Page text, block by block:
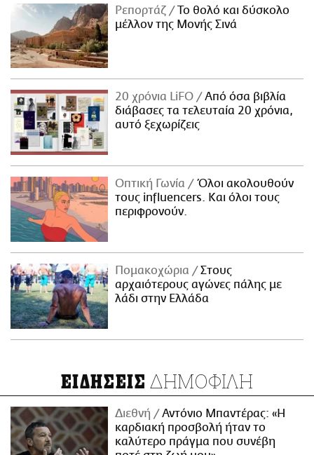
Ρεπορτάζ
Το θολό και δύσκολο
μέλλον της Μονής Σινά
20 χρόνια LiFO
Από όσα βιβλία
διάβασες τα τελευταία 20 χρόνια,
αυτό ξεχωρίζεις
Οπτική Γωνία
Όλοι ακολουθούν
τους influencers. Και όλοι τους
περιφρονούν.
Πομακοχώρια
Στους
αρχαιότερους αγώνες πάλης με
λάδι στην Ελλάδα
ΕΙΔΗΣΕΙΣ ΔΗΜΟΦΙΛΗ
Διεθνή
Αντόνιο Μπαντέρας: «Η
καρδιακή προσβολή ήταν το
καλύτερο πράγμα που συνέβη